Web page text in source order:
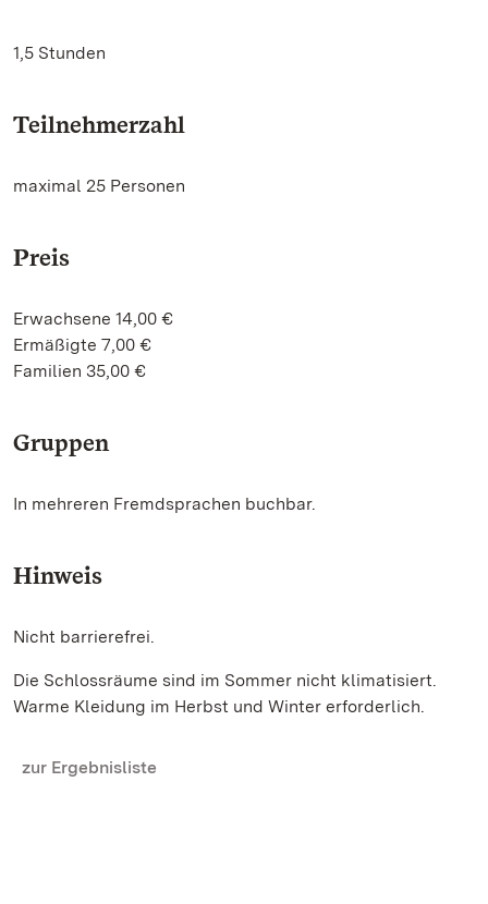
1,5 Stunden
Teilnehmerzahl
maximal 25 Personen
Preis
Erwachsene 14,00 €
Ermäßigte 7,00 €
Familien 35,00 €
Gruppen
In mehreren Fremdsprachen buchbar.
Hinweis
Nicht barrierefrei.
Die Schlossräume sind im Sommer nicht klimatisiert.
Warme Kleidung im Herbst und Winter erforderlich.
zur Ergebnisliste